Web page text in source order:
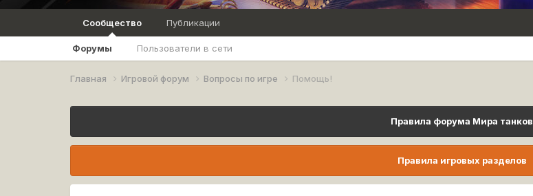
Сообщество
Форумы Пользователи в сети
Публикации
Главная Игровой форум Вопросы по игре Помощь!
Правила форума Мира танков
Правила игровых разделов